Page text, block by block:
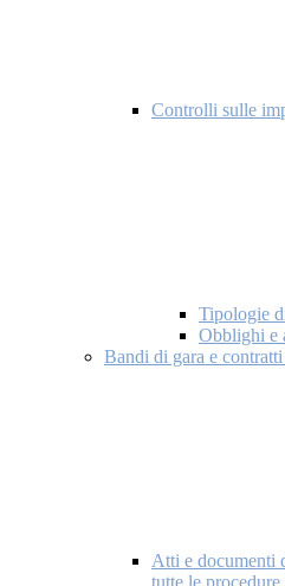
Controlli sulle
Tipologie
Obblighi e
Bandi di gara e contratti
Atti e documenti